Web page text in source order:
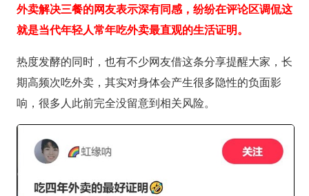
外卖解决三餐的网友表示深有同感，纷纷在评论区调侃这
就是当代年轻人常年吃外卖最直观的生活证明。
热度发酵的同时，也有不少网友借这条分享提醒大家，长
期高频次吃外卖，其实对身体会产生很多隐性的负面影
响，很多人此前完全没留意到相关风险。